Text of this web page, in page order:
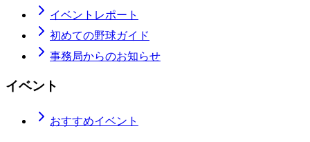
イベントレポート
初めての野球ガイド
事務局からのお知らせ
イベント
おすすめイベント